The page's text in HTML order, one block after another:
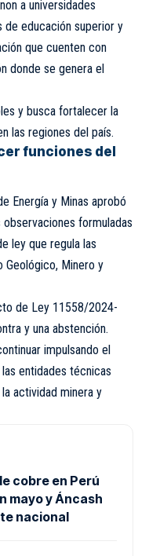
a universidades
de educación superior y
que cuenten con
donde se genera el
y busca fortalecer la
las regiones del país.
funciones del
Energía y Minas aprobó
formuladas
ley que regula las
Minero y
de Ley 11558/2024-
y una abstención.
impulsando el
entidades técnicas
actividad minera y
cobre en Perú
mayo y Áncash
nacional